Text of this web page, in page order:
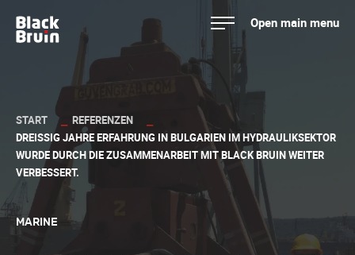
content
Black Bruin Open main menu
START
REFERENZEN
DREISSIG JAHRE ERFAHRUNG IN BULGARIEN IM HYDRAULIKSEKTOR W
URDE DURCH DIE ZUSAMMENARBEIT MIT BLACK BRUIN WEITER V
ERBESSERT.
MARINE